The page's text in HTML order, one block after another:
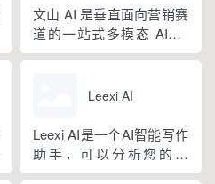
文山 AI 是垂直面向营销赛
道的一站式多模态 AIGC
工具，主打图文一体化生
习用户创作风格，适配新
传等各类营销文体。内置
十大类海量行业模板，覆
盖超 99% 营销业务场景，
Leexi AI
Leexi AI是一个AI智能写作
助手，可以分析您的文
本，提供有关如何改进文